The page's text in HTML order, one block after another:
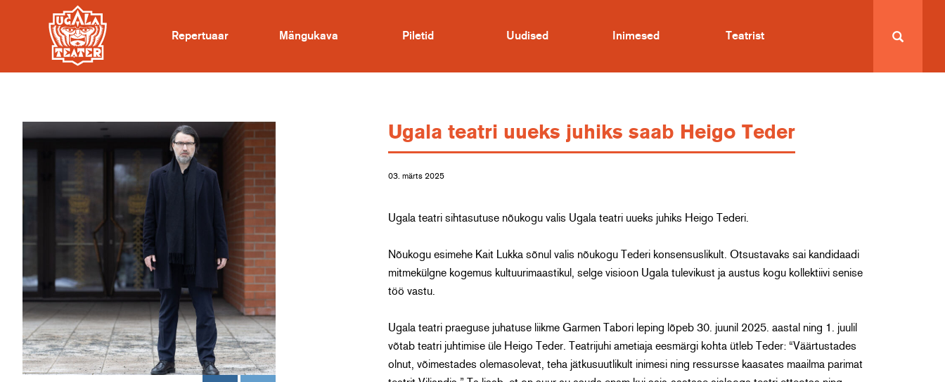
Repertuaar Mängukava Piletid Uudised Inimesed Teatrist
Ugala teatri uueks juhiks saab Heigo Teder
03. märts 2025
Ugala teatri sihtasutuse nõukogu valis Ugala teatri uueks juhiks Heigo Tederi.
Nõukogu esimehe Kait Lukka sõnul valis nõukogu Tederi konsensuslikult. Otsustavaks sai kandidaadi
mitmekülgne kogemus kultuurimaastikul, selge visioon Ugala tulevikust ja austus kogu kollektiivi senise
töö vastu.
Ugala teatri praeguse juhatuse liikme Garmen Tabori leping lõpeb 30. juunil 2025. aastal ning 1. juulil
võtab teatri juhtimise üle Heigo Teder. Teatrijuhi ametiaja eesmärgi kohta ütleb Teder: “Väärtustades
olnut, võimestades olemasolevat, teha jätkusuutlikult inimesi ning ressursse kaasates maailma parimat